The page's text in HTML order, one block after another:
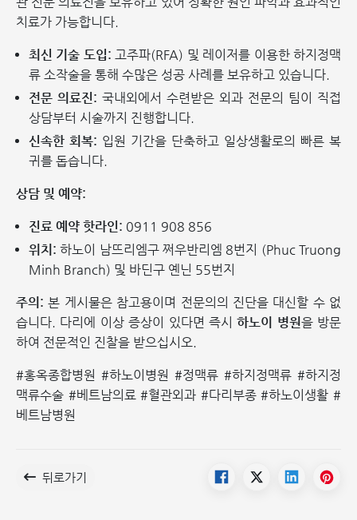
치료가 가능합니다.
최신 기술 도입: 고주파(RFA) 및 레이저를 이용한 하지정맥
류 소작술을 통해 수많은 성공 사례를 보유하고 있습니다.
전문 의료진: 국내외에서 수련받은 외과 전문의 팀이 직접
상담부터 시술까지 진행합니다.
신속한 회복: 입원 기간을 단축하고 일상생활로의 빠른 복
귀를 돕습니다.
상담 및 예약:
진료 예약 핫라인: 0911 908 856
위치: 하노이 남뜨리엠구 쩌우반리엠 8번지 (Phuc Truong
Minh Branch) 및 바딘구 옌닌 55번지
주의: 본 게시물은 참고용이며 전문의의 진단을 대신할 수 없
습니다. 다리에 이상 증상이 있다면 즉시하노이 병원을 방문
하여 전문적인 진찰을 받으십시오.
#홍옥종합병원 #하노이병원 #정맥류 #하지정맥류 #하지정
맥류수술 #베트남의료 #혈관외과 #다리부종 #하노이생활 #
베트남병원
뒤로가기